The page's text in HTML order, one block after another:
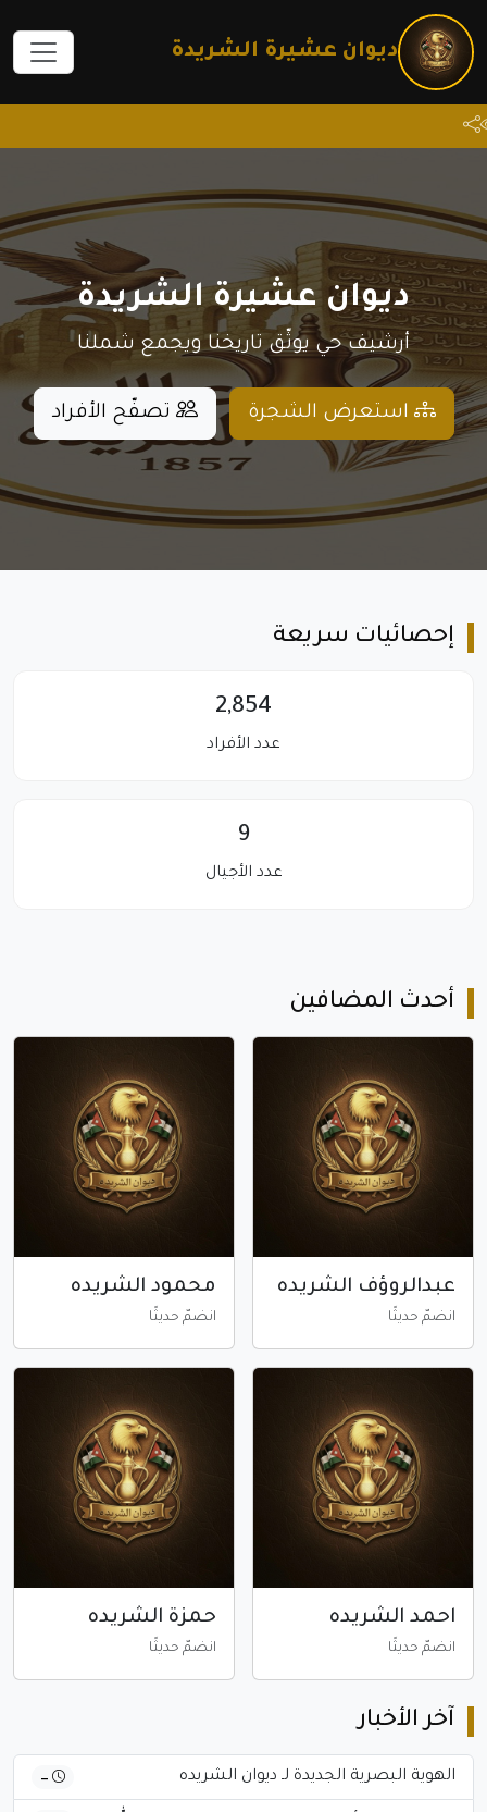
ديوان عشيرة الشريدة
ديوان عشيرة الشريدة
أرشيف حي يوثّق تاريخنا ويجمع شملنا
استعرض الشجرة تصفّح الأفراد
إحصائيات سريعة
2,854
عدد الأفراد
9
عدد الأجيال
أحدث المضافين
عبدالروؤف الشريده
انضمّ حديثًا
محمود الشريده
انضمّ حديثًا
احمد الشريده
انضمّ حديثًا
حمزة الشريده
انضمّ حديثًا
آخر الأخبار
الهوية البصرية الجديدة لـ ديوان الشريده —